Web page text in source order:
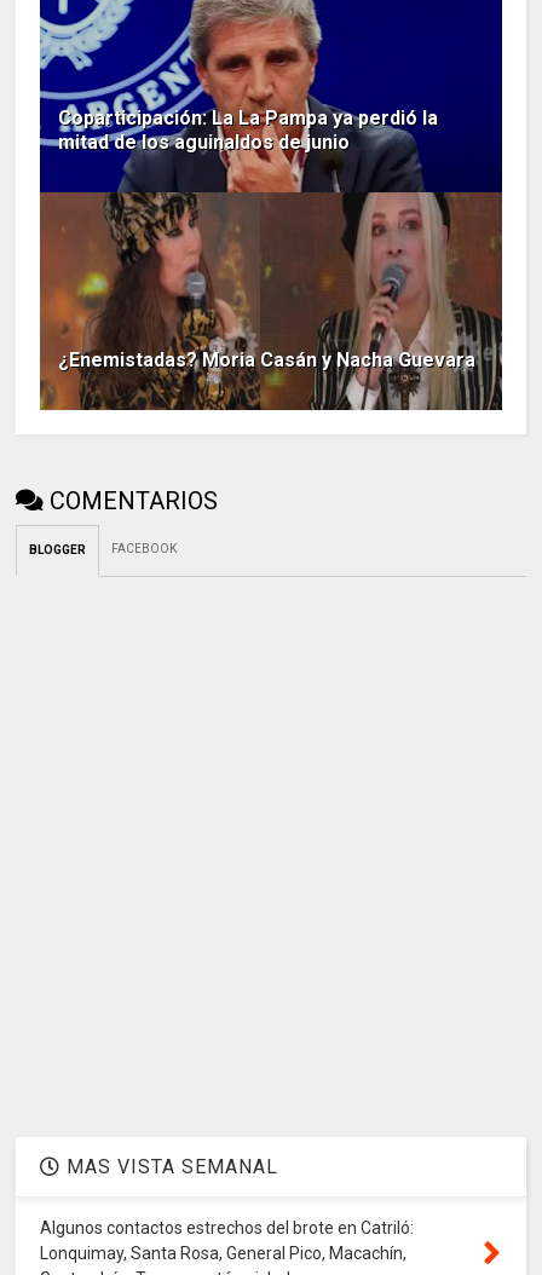
Coparticipación: La La Pampa ya perdió la
mitad de los aguinaldos de junio
¿Enemistadas? Moria Casán y Nacha Guevara
COMENTARIOS
BLOGGER FACEBOOK
MAS VISTA SEMANAL
Algunos contactos estrechos del brote en Catriló:
Lonquimay, Santa Rosa, General Pico, Macachín,